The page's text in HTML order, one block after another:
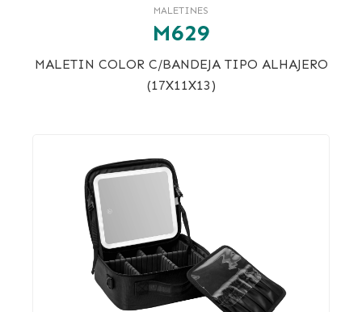
MALETINES
M629
MALETIN COLOR C/BANDEJA TIPO ALHAJERO
(17X11X13)